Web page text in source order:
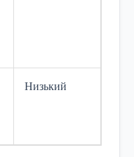
Низький